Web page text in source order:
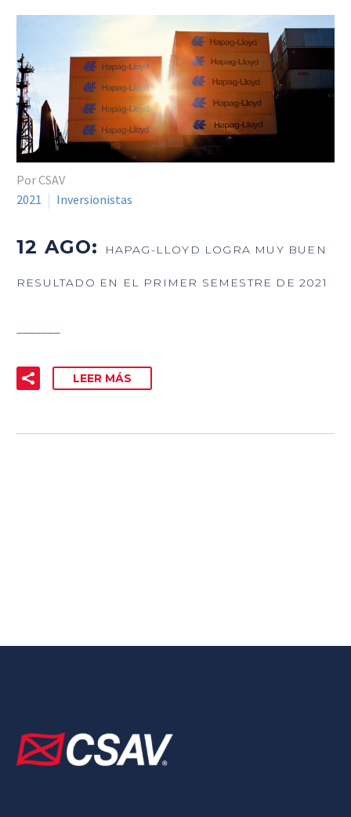
Por CSAV
2021
Inversionistas
12 AGO: HAPAG-LLOYD LOGRA MUY BUEN
RESULTADO EN EL PRIMER SEMESTRE DE 2021
LEER MÁS